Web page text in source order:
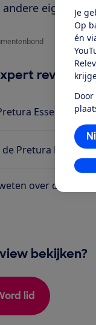
Je
Op
én
Door
review
Essential
Pretura Essential
over de
bekijken?
lid